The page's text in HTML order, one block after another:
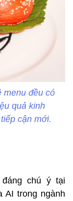
menu đều có
quả kinh
cận mới.
chú ý tại
AI trong ngành